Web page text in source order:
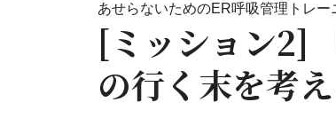
あせらないためのER呼吸管理トレー
[ミッション2]
の行く末を考